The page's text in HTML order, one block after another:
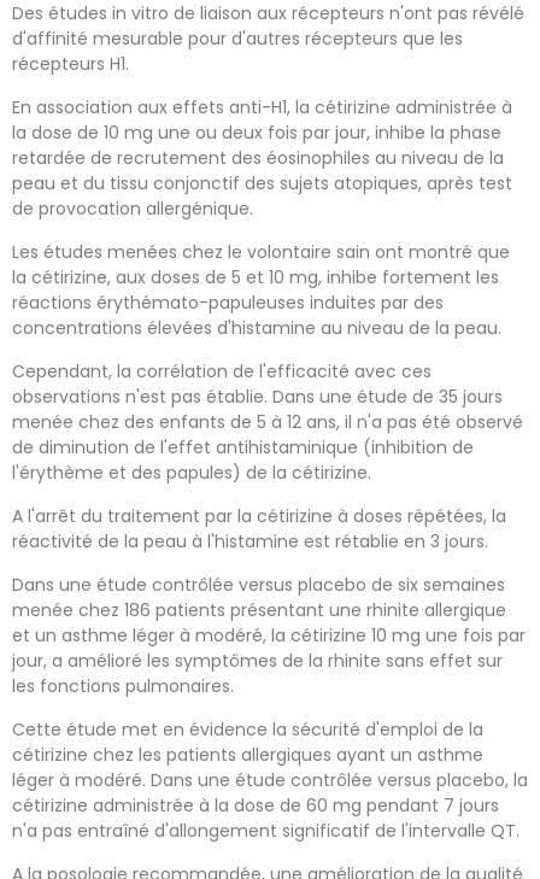
Des études in vitro de liaison aux récepteurs n'ont pas révélé
d'affinité mesurable pour d'autres récepteurs que les
récepteurs H1.
En association aux effets anti-H1, la cétirizine administrée à
la dose de 10 mg une ou deux fois par jour, inhibe la phase
retardée de recrutement des éosinophiles au niveau de la
peau et du tissu conjonctif des sujets atopiques, après test
de provocation allergénique.
Les études menées chez le volontaire sain ont montré que
la cétirizine, aux doses de 5 et 10 mg, inhibe fortement les
réactions érythémato-papuleuses induites par des
concentrations élevées d'histamine au niveau de la peau.
Cependant, la corrélation de l'efficacité avec ces
observations n'est pas établie. Dans une étude de 35 jours
menée chez des enfants de 5 à 12 ans, il n'a pas été observé
de diminution de l'effet antihistaminique (inhibition de
l'érythème et des papules) de la cétirizine.
A l'arrêt du traitement par la cétirizine à doses répétées, la
réactivité de la peau à l'histamine est rétablie en 3 jours.
Dans une étude contrôlée versus placebo de six semaines
menée chez 186 patients présentant une rhinite allergique
et un asthme léger à modéré, la cétirizine 10 mg une fois par
jour, a amélioré les symptômes de la rhinite sans effet sur
les fonctions pulmonaires.
Cette étude met en évidence la sécurité d'emploi de la
cétirizine chez les patients allergiques ayant un asthme
léger à modéré. Dans une étude contrôlée versus placebo, la
cétirizine administrée à la dose de 60 mg pendant 7 jours
n'a pas entraîné d'allongement significatif de l'intervalle QT.